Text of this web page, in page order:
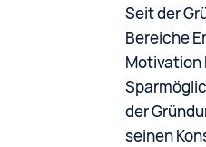
Seit der
Bereiche
Motivation
der
seinen